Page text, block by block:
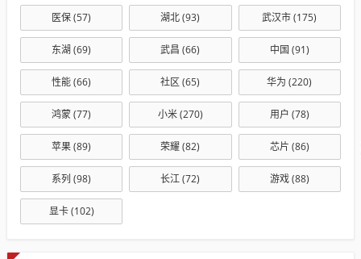
医保(57) 湖北(93) 武汉市(175)
东湖 (69) 武昌 (66) 中国 (91)
性能(66) 社区 (65) 华为 (220)
鸿蒙(77) 小米(270) 用户 (78)
苹果(89) 荣耀(82) 芯片 (86)
系列 (98) 长江(72) 游戏(88)
显卡(102)